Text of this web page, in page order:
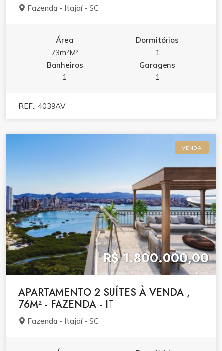
Fazenda - Itajaí - SC
Área
73m²M²
Dormitórios
1
Banheiros
1
Garagens
1
REF.: 4039AV
VENDA
R$ 1.800.000,00
APARTAMENTO 2 SUÍTES À VENDA ,
76M² - FAZENDA - IT
Fazenda - Itajaí - SC